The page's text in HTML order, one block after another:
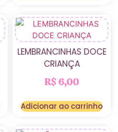
LEMBRANCINHAS DOCE
CRIANÇA
R$ 6,00
Adicionar ao carrinho